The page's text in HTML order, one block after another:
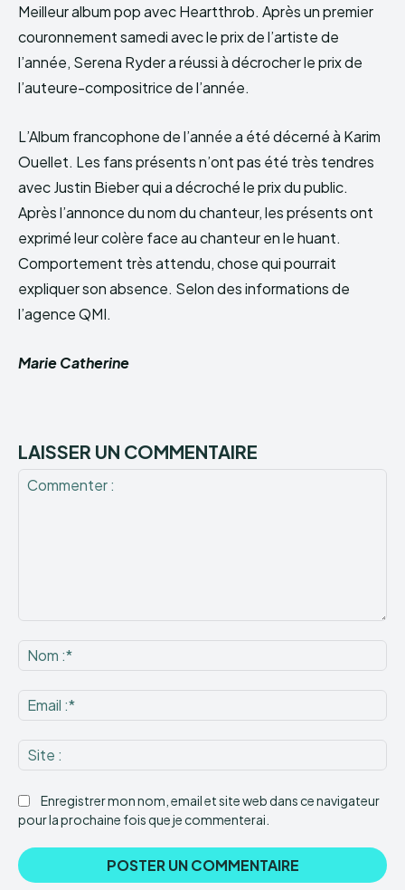
Meilleur album pop avec Heartthrob. Après un premier
couronnement samedi avec le prix de l’artiste de
l’année, Serena Ryder a réussi à décrocher le prix de
l’auteure-compositrice de l’année.
L’Album francophone de l’année a été décerné à Karim
Ouellet. Les fans présents n’ont pas été très tendres
avec Justin Bieber qui a décroché le prix du public.
Après l’annonce du nom du chanteur, les présents ont
exprimé leur colère face au chanteur en le huant.
Comportement très attendu, chose qui pourrait
expliquer son absence. Selon des informations de
l’agence QMI.
Marie Catherine
LAISSER UN COMMENTAIRE
:*
:*
:
Enregistrer mon nom, email et site web dans ce navigateur
pour la prochaine fois que je commenterai.